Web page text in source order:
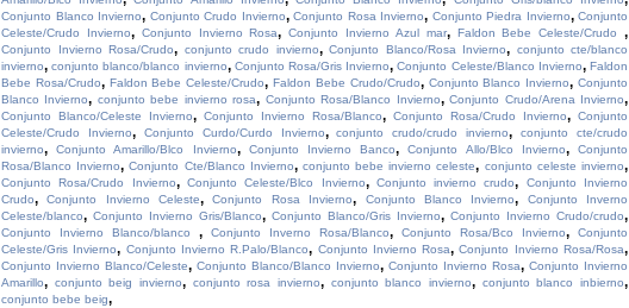
Conjunto Blanco Invierno, Conjunto Crudo Invierno, Conjunto Rosa Invierno, Conjunto Piedra Invierno, Conjunto
Celeste/Crudo Invierno, Conjunto Invierno Rosa,Conjunto Invierno Azul mar, Faldon Bebe Celeste/Crudo,
Conjunto Invierno Rosa/Crudo, conjunto crudo invierno, Conjunto Blanco/Rosa Invierno, conjunto cte/blanco
invierno,conjunto blanco/blanco invierno, Conjunto Rosa/Gris Invierno,Conjunto Celeste/Blanco Invierno,Faldon
Bebe Rosa/Crudo, Faldon Bebe Celeste/Crudo,Faldon Bebe Crudo/Crudo, Conjunto Blanco Invierno,Conjunto
Blanco Invierno, conjunto bebe invierno rosa, Conjunto Rosa/Blanco Invierno,Conjunto Crudo/Arena Invierno,
Conjunto Blanco/Celeste Invierno, Conjunto Invierno Rosa/Blanco, Conjunto Rosa/Crudo Invierno, Conjunto
Celeste/Crudo Invierno, Conjunto Curdo/Curdo Invierno,conjunto crudo/crudo invierno,conjunto cte/crudo
invierno,Conjunto Amarillo/Blco Invierno, Conjunto Invierno Banco,Conjunto Allo/Blco Invierno,Conjunto
Rosa/Blanco Invierno,Conjunto Cte/Blanco Invierno, conjunto bebe invierno celeste, conjunto celeste invierno,
Conjunto Rosa/Crudo Invierno, Conjunto Celeste/Blco Invierno, Conjunto invierno crudo,
Conjunto Invierno
Crudo,Conjunto Invierno Celeste,Conjunto Rosa Invierno, Conjunto Blanco Invierno,
Conjunto Inverno
Celeste/blanco, Conjunto Invierno Gris/Blanco, Conjunto Blanco/Gris Invierno, Conjunto Invierno Crudo/crudo,
Conjunto Invierno Blanco/blanco , Conjunto Inverno Rosa/Blanco, Conjunto Rosa/Bco Invierno,
Conjunto
Celeste/Gris Invierno, Conjunto Invierno R.Palo/Blanco, Conjunto Invierno Rosa,Conjunto Invierno Rosa/Rosa,
Conjunto Invierno Blanco/Celeste, Conjunto Blanco/Blanco Invierno, Conjunto Invierno Rosa, Conjunto Invierno
Amarillo, conjunto beig invierno, conjunto rosa invierno, conjunto blanco invierno, conjunto blanco inbierno,
conjunto bebe beig,